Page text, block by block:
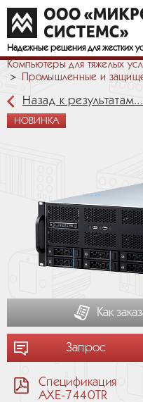
Надежные решения для жестких
Компьютеры для тяжелых
Промышленные и
Назад к результатам...
НОВИНКА
Как
Запрос
Спецификация
AXE-7440TR